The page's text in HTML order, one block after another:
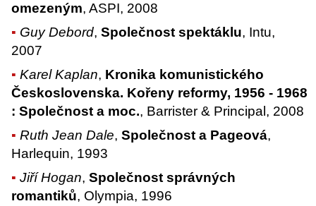
omezeným, ASPI, 2008
Guy Debord,Společnost spektáklu, Intu,
2007
Karel Kaplan, Kronika komunistického
Československa. Kořeny reformy, 1956 - 1968
: Společnost a moc., Barrister & Principal, 2008
Ruth Jean Dale,Společnost a Pageová,
Harlequin, 1993
Jiří Hogan,Společnost správných
romantiků, Olympia, 1996